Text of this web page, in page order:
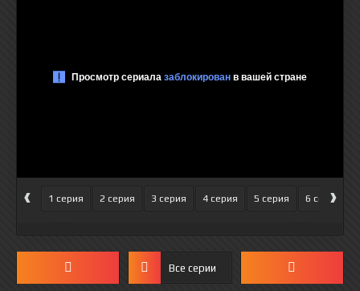
‹ 1 серия 2 серия 3 серия 4 серия 5 серия 6 серия
›
Все серии